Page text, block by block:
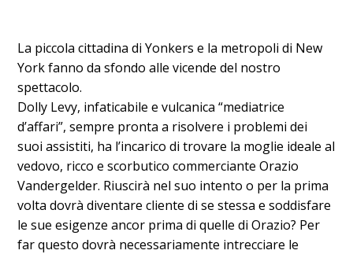
La piccola cittadina di Yonkers e la metropoli di New
York fanno da sfondo alle vicende del nostro
spettacolo.
Dolly Levy, infaticabile e vulcanica “mediatrice
d’affari”, sempre pronta a risolvere i problemi dei
suoi assistiti, ha l’incarico di trovare la moglie ideale al
vedovo, ricco e scorbutico commerciante Orazio
Vandergelder. Riuscirà nel suo intento o per la prima
volta dovrà diventare cliente di se stessa e soddisfare
le sue esigenze ancor prima di quelle di Orazio? Per
far questo dovrà necessariamente intrecciare le